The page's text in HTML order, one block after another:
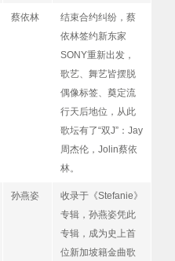
蔡依林
结束合约纠纷，蔡
依林签约新东家
SONY重新出发，
歌艺、舞艺皆摆脱
偶像标签、奠定流
行天后地位，从此
歌坛有了“双J”：Jay
周杰伦，Jolin蔡依
林。
孙燕姿
收录于《Stefanie》
专辑，孙燕姿凭此
专辑，成为史上首
位新加坡籍金曲歌